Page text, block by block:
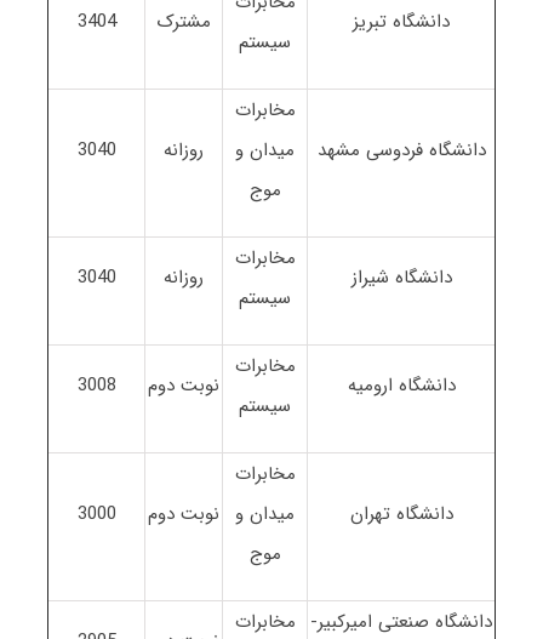
دانشگاه تبریز
سیستم
مشترک 3404
دانشگاه فردوسی مشهد
مخابرات
میدان و
موج
روزانه 3040
دانشگاه شیراز
مخابرات
سیستم
روزانه 3040
دانشگاه ارومیه
مخابرات
سیستم
نوبت دوم 3008
دانشگاه تهران
مخابرات
میدان و
موج
نوبت دوم 3000
دانشگاه صنعتی امیرکبیر- مخابرات